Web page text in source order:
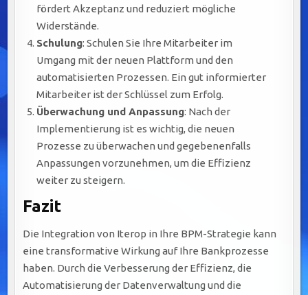
fördert Akzeptanz und reduziert mögliche
Widerstände.
Schulung: Schulen Sie Ihre Mitarbeiter im
Umgang mit der neuen Plattform und den
automatisierten Prozessen. Ein gut informierter
Mitarbeiter ist der Schlüssel zum Erfolg.
Überwachung und Anpassung: Nach der
Implementierung ist es wichtig, die neuen
Prozesse zu überwachen und gegebenenfalls
Anpassungen vorzunehmen, um die Effizienz
weiter zu steigern.
Fazit
Die Integration von Iterop in Ihre BPM-Strategie kann
eine transformative Wirkung auf Ihre Bankprozesse
haben. Durch die Verbesserung der Effizienz, die
Automatisierung der Datenverwaltung und die